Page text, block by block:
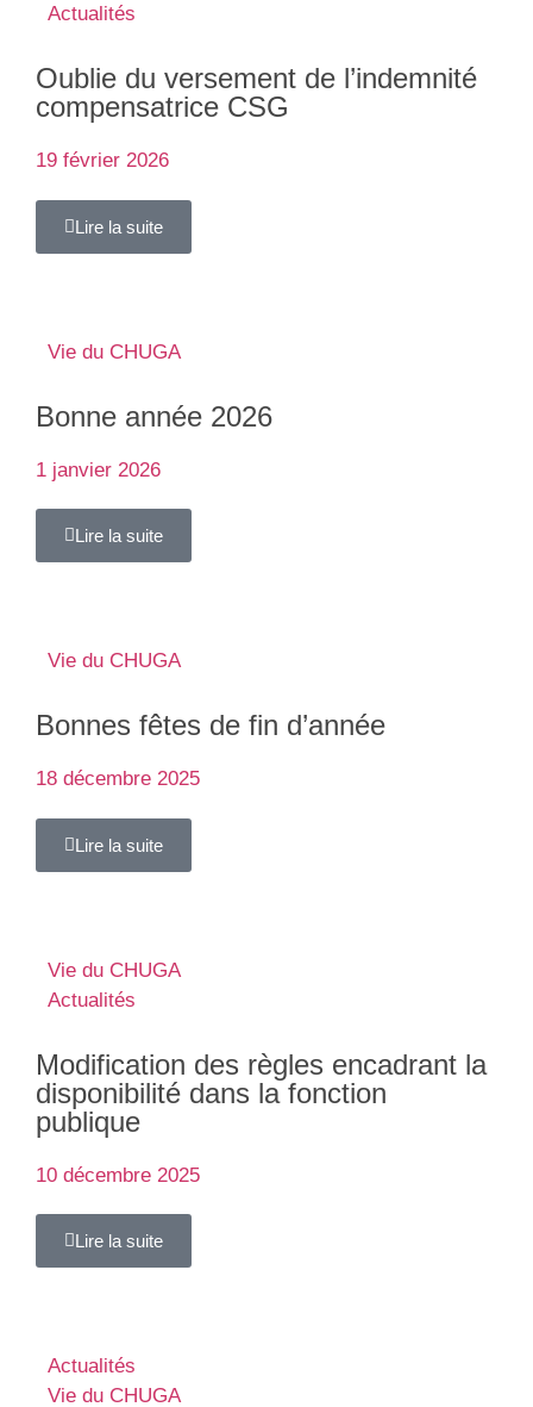
Actualités
Oublie du versement de l’indemnité
compensatrice CSG
19 février 2026
Lire la suite
Vie du CHUGA
Bonne année 2026
1 janvier 2026
Lire la suite
Vie du CHUGA
Bonnes fêtes de fin d’année
18 décembre 2025
Lire la suite
Vie du CHUGA
Actualités
Modification des règles encadrant la
disponibilité dans la fonction
publique
10 décembre 2025
Lire la suite
Actualités
Vie du CHUGA